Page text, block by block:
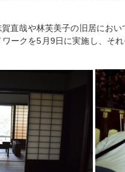
哉や林芙美子の旧居におい
ークを5月9日に実施し、そ